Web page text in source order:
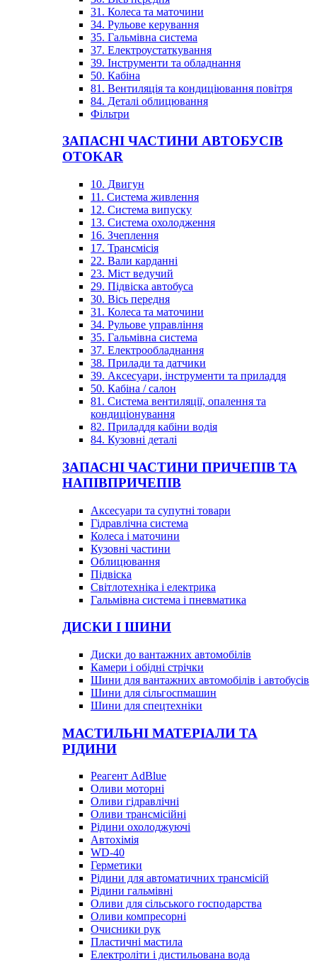
31. Колеса та маточини
34. Рульове керування
35. Гальмівна система
37. Електроустаткування
39. Інструменти та обладнання
50. Кабіна
81. Вентиляція та кондиціювання повітря
84. Деталі облицювання
Фільтри
ЗАПАСНІ ЧАСТИНИ АВТОБУСІВ
OTOKAR
10. Двигун
11. Система живлення
12. Система випуску
13. Система охолодження
16. Зчеплення
17. Трансмісія
22. Вали карданні
23. Міст ведучий
29. Підвіска автобуса
30. Вісь передня
31. Колеса та маточини
34. Рульове управління
35. Гальмівна система
37. Електрообладнання
38. Прилади та датчики
39. Аксесуари, інструменти та приладдя
50. Кабіна / салон
81. Система вентиляції, опалення та
кондиціонування
82. Приладдя кабіни водія
84. Кузовні деталі
ЗАПАСНІ ЧАСТИНИ ПРИЧЕПІВ ТА
НАПІВПРИЧЕПІВ
Аксесуари та супутні товари
Гідравлічна система
Колеса і маточини
Кузовні частини
Облицювання
Підвіска
Світлотехніка і електрика
Гальмівна система і пневматика
ДИСКИ І ШИНИ
Диски до вантажних автомобілів
Камери і обідні стрічки
Шини для вантажних автомобілів і автобусів
Шини для сільгоспмашин
Шини для спецтехніки
МАСТИЛЬНІ МАТЕРІАЛИ ТА
РІДИНИ
Реагент AdBlue
Оливи моторні
Оливи гідравлічні
Оливи трансмісійні
Рідини охолоджуючі
Автохімія
WD-40
Герметики
Рідини для автоматичних трансмісій
Рідини гальмівні
Оливи для сільського господарства
Оливи компресорні
Очисники рук
Пластичні мастила
Електроліти і дистильована вода